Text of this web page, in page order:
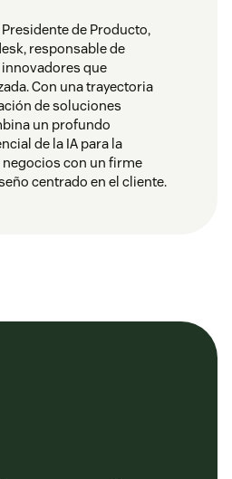
de Producto,
responsable de
que
Con una trayectoria
de soluciones
un profundo
de la IA para la
con un firme
centrado en el cliente.